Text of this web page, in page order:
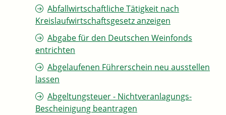
Abfallwirtschaftliche Tätigkeit nach
Kreislaufwirtschaftsgesetz anzeigen
Abgabe für den Deutschen Weinfonds
entrichten
Abgelaufenen Führerschein neu ausstellen
lassen
Abgeltungsteuer - Nichtveranlagungs-
Bescheinigung beantragen